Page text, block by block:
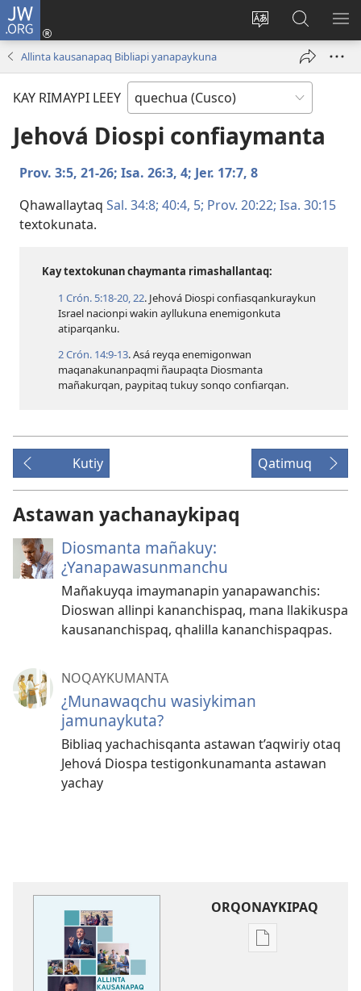
JW.ORG
Direccionpi
Sutiykiwan
jaykuy
nueva
JW.ORG
nisqapi
maskhay
Allinta kausanapaq Bibliapi yanapaykuna
KAY RIMAYPI LEEY
Jehová Diospi confiaymanta
Prov. 3:​5, 21-26; Isa. 26:​3, 4; Jer. 17:​7, 8
Qhawallaytaq Sal. 34:8; 40:​4, 5; Prov. 20:22; Isa. 30:15
textokunata.
Kay textokunan chaymanta rimashallantaq:
1 Crón. 5:​18-20, 22. Jehová Diospi confiasqankuraykun
Israel nacionpi wakin ayllukuna enemigonkuta
atiparqanku.
2 Crón. 14:​9-13. Asá reyqa enemigonwan
maqanakunanpaqmi ñaupaqta Diosmanta
mañakurqan, paypitaq tukuy sonqo confiarqan.
Kutiy Qatimuq
Astawan yachanaykipaq
Diosmanta mañakuy:
¿Yanapawasunmanchu
Mañakuyqa imaymanapin yanapawanchis:
Dioswan allinpi kananchispaq, mana llakikuspa
kausananchispaq, qhalilla kananchispaqpas.
NOQAYKUMANTA
¿Munawaqchu wasiykiman
jamunaykuta?
Bibliaq yachachisqanta astawan t’aqwiriy otaq
Jehová Diospa testigonkunamanta astawan
yachay
ORQONAYKIPAQ
Kaypi